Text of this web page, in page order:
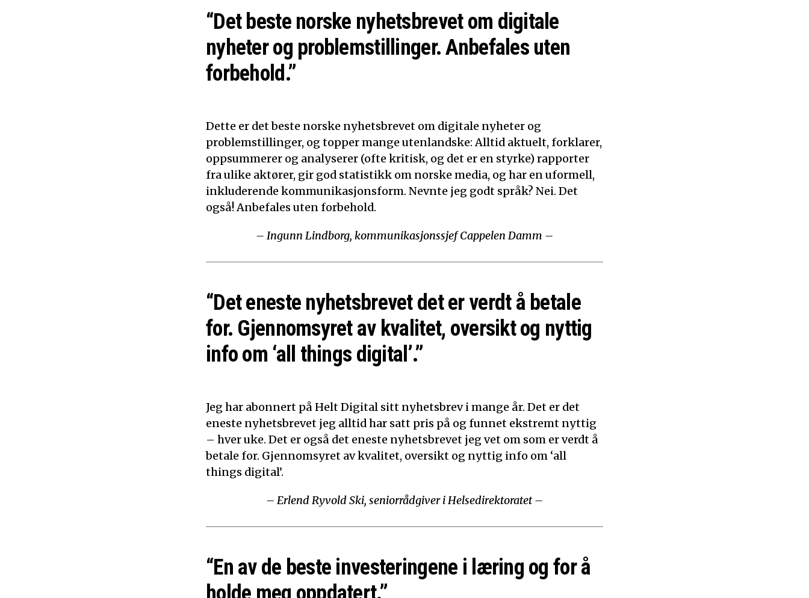
“Det beste norske nyhetsbrevet om digitale
nyheter og problemstillinger. Anbefales uten
forbehold.”
Dette er det beste norske nyhetsbrevet om digitale nyheter og
problemstillinger, og topper mange utenlandske: Alltid aktuelt, forklarer,
oppsummerer og analyserer (ofte kritisk, og det er en styrke) rapporter
fra ulike aktører, gir god statistikk om norske media, og har en uformell,
inkluderende kommunikasjonsform. Nevnte jeg godt språk? Nei. Det
også! Anbefales uten forbehold.
– Ingunn Lindborg, kommunikasjonssjef Cappelen Damm –
“Det eneste nyhetsbrevet det er verdt å betale
for. Gjennomsyret av kvalitet, oversikt og nyttig
info om ‘all things digital’.”
Jeg har abonnert på Helt Digital sitt nyhetsbrev i mange år. Det er det
eneste nyhetsbrevet jeg alltid har satt pris på og funnet ekstremt nyttig
– hver uke. Det er også det eneste nyhetsbrevet jeg vet om som er verdt å
betale for. Gjennomsyret av kvalitet, oversikt og nyttig info om ‘all
things digital’.
– Erlend Ryvold Ski, seniorrådgiver i Helsedirektoratet –
“En av de beste investeringene i læring og for å